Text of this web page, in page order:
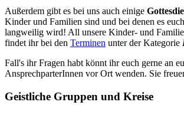
Außerdem gibt es bei uns auch einige
Kinder und Familien sind und bei denen es
langweilig wird! All unsere Kinder- und
findet ihr bei den Terminen unter der Kategorie
Fall's ihr Fragen habt könnt ihr euch gerne an
AnsprechparterInnen vor Ort wenden. Sie
Geistliche Gruppen und Kreise